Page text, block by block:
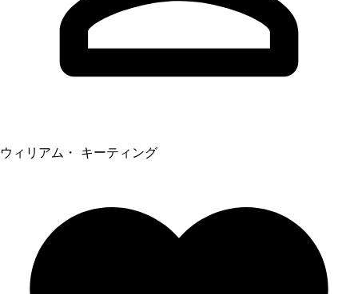
ウィリアム・ キーティング